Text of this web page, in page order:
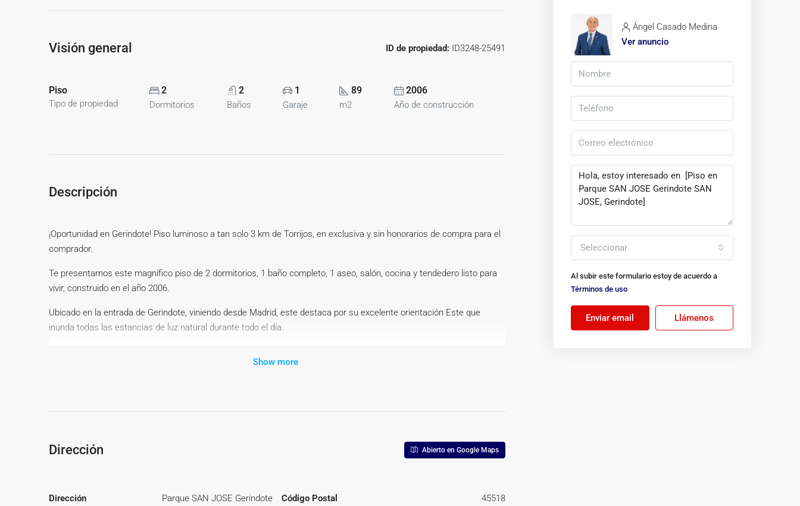
Visión general ID de propiedad: ID3248-25491
Piso
Tipo de propiedad
2
Dormitorios
2
Baños
1
Garaje
89
m2
2006
Año de construcción
Descripción
¡Oportunidad en Gerindote! Piso luminoso a tan solo 3 km de Torrijos, en exclusiva y sin honorarios de compra para el
comprador.
Te presentamos este magnífico piso de 2 dormitorios, 1 baño completo, 1 aseo, salón, cocina y tendedero listo para
vivir, construido en el año 2006.
Ubicado en la entrada de Gerindote, viniendo desde Madrid, este destaca por su excelente orientación Este que
inunda todas las estancias de luz natural durante todo el día.
Confort y comodidades: Construido en 2006 y situado en la planta 2 con ascensor, el inmueble está en buen estado,
Show more
Dirección Abierto en Google Maps
Dirección Parque SAN JOSE Gerindote Código Postal 45518
Ángel Casado Medina
Ver anuncio
Seleccionar
Al subir este formulario estoy de acuerdo a
Términos de uso
Enviar email Llámenos